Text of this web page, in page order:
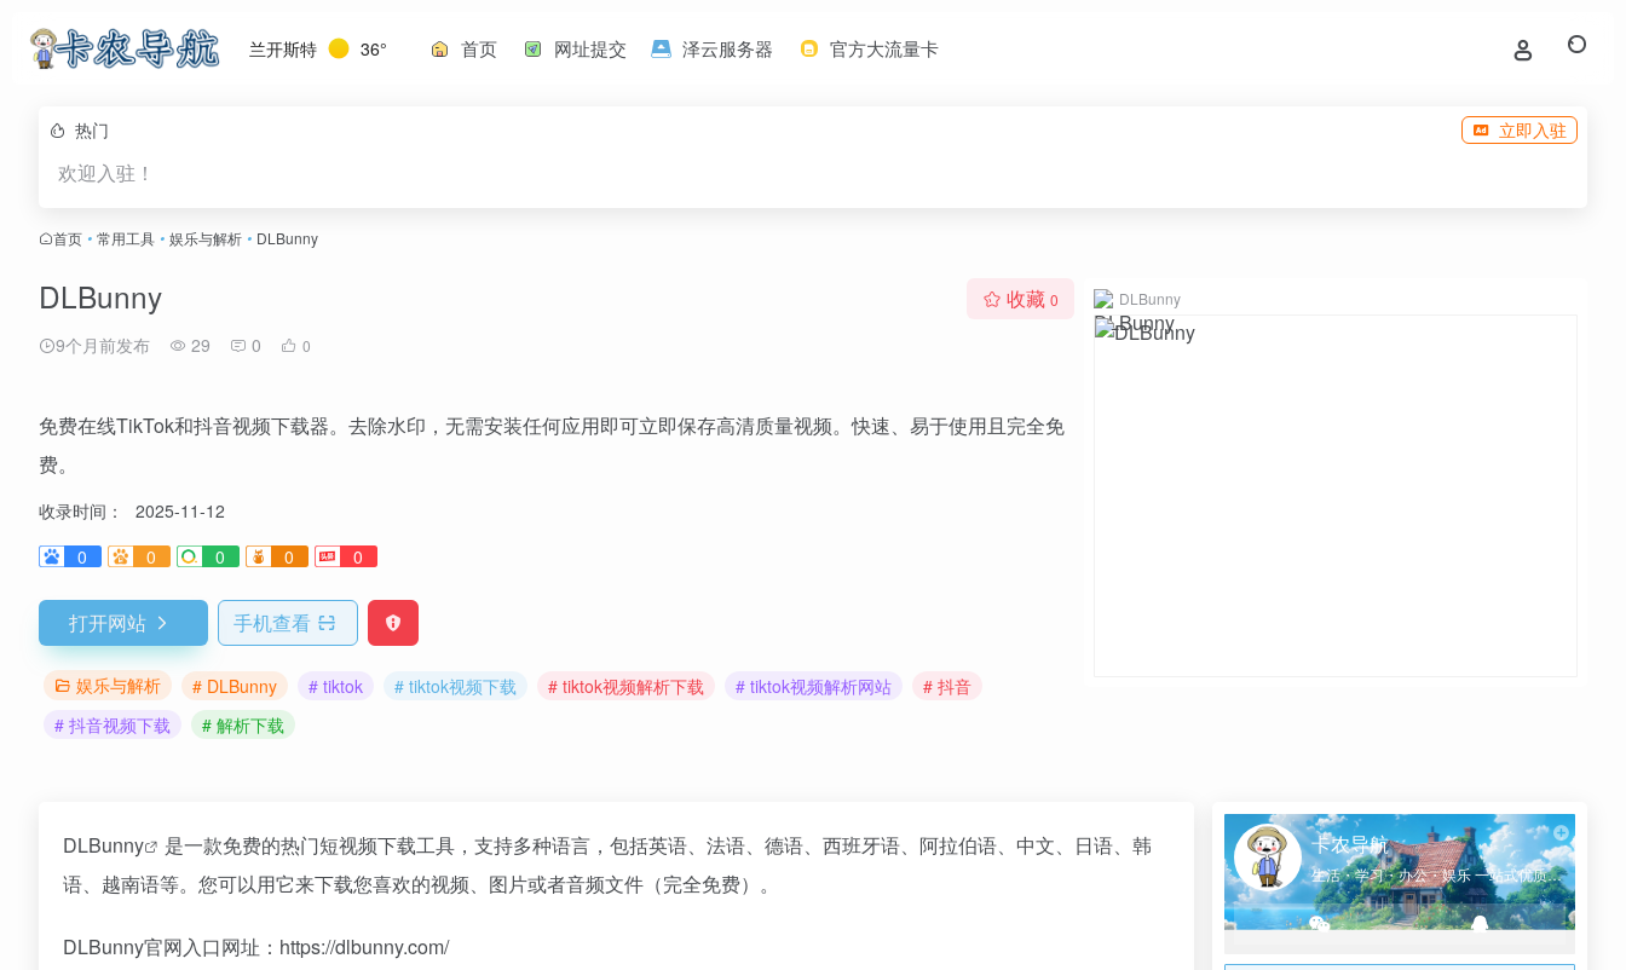
兰开斯特 36° 首页 网址提交 泽云服务器 官方大流量卡
热门 立即入驻
欢迎入驻！
首页 • 常用工具 • 娱乐与解析 • DLBunny
DLBunny
9个月前发布 29 0 0
收藏 0
免费在线TikTok和抖音视频下载器。去除水印，无需安装任何应用即可立即保存高清质量视频。快速、易于使用且完全免
费。
收录时间：
2025-11-12
0
0 0 0 0
打开网站 手机查看
娱乐与解析 # DLBunny # tiktok # tiktok视频下载 # tiktok视频解析下载 # tiktok视频解析网站
# 抖音
# 抖音视频下载
# 解析下载
DLBunny
DLBunny
是一款免费的热门短视频下载工具，支持多种语言，包括英语、法语、德语、西班牙语、阿拉伯语、中文、日语、韩
语、越南语等。您可以用它来下载您喜欢的视频、图片或者音频文件（完全免费）。
DLBunny官网入口网址：https://dlbunny.com/
卡农导航
生活・学习・办公・娱乐 一站式优质网址导航